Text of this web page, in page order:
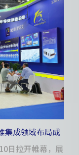
集成领域布局成
日拉开帷幕，展